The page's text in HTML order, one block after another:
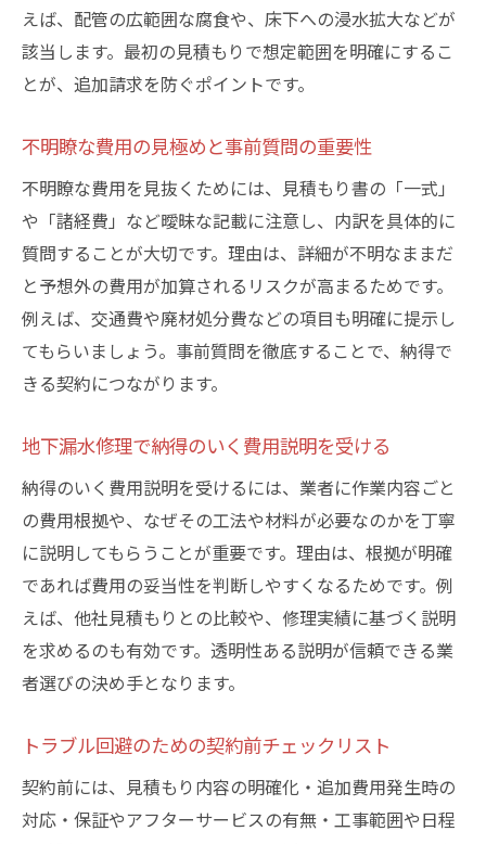
えば、配管の広範囲な腐食や、床下への浸水拡大などが
該当します。最初の見積もりで想定範囲を明確にするこ
とが、追加請求を防ぐポイントです。
不明瞭な費用の見極めと事前質問の重要性
不明瞭な費用を見抜くためには、見積もり書の「一式」
や「諸経費」など曖昧な記載に注意し、内訳を具体的に
質問することが大切です。理由は、詳細が不明なままだ
と予想外の費用が加算されるリスクが高まるためです。
例えば、交通費や廃材処分費などの項目も明確に提示し
てもらいましょう。事前質問を徹底することで、納得で
きる契約につながります。
地下漏水修理で納得のいく費用説明を受ける
納得のいく費用説明を受けるには、業者に作業内容ごと
の費用根拠や、なぜその工法や材料が必要なのかを丁寧
に説明してもらうことが重要です。理由は、根拠が明確
であれば費用の妥当性を判断しやすくなるためです。例
えば、他社見積もりとの比較や、修理実績に基づく説明
を求めるのも有効です。透明性ある説明が信頼できる業
者選びの決め手となります。
トラブル回避のための契約前チェックリスト
契約前には、見積もり内容の明確化・追加費用発生時の
対応・保証やアフターサービスの有無・工事範囲や日程